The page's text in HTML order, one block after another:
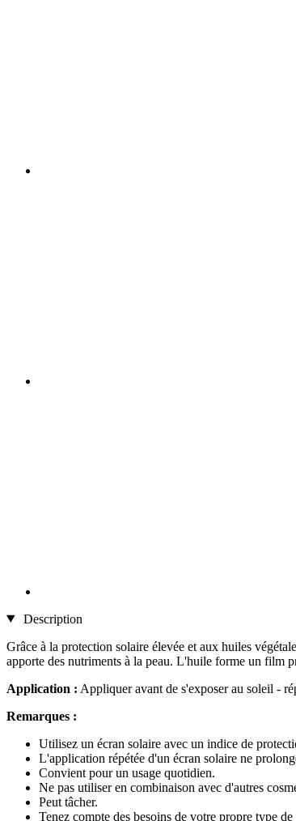
Description
Grâce à la protection solaire élevée et aux huiles
apporte des nutriments à la peau. L'huile forme un film
Application : Appliquer avant de s'exposer au soleil -
Remarques :
Utilisez un écran solaire avec un indice de
L'application répétée d'un écran solaire ne
Convient pour un usage quotidien.
Ne pas utiliser en combinaison avec d'autres
Peut tâcher.
Tenez compte des besoins de votre propre type de